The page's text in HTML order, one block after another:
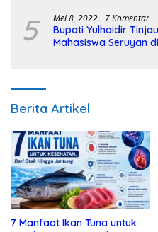
5 Mei 8, 2022 7 Komentar
Bupati Yulhaidir
Mahasiswa Seruyan
Berita Artikel
7 Manfaat Ikan Tuna untuk